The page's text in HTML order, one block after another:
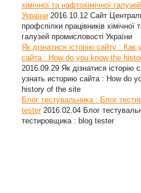
хімічної та нафтохімічної
України 2016.10.12 Сайт
профспілки працівників хімічної
галузей промисловості України
Як дізнатися історію сайту : Как
сайта : How do you know the
2016.09.29 Як дізнатися історію
узнать историю сайта : How do
history of the site
Блог тестувальника : Блог
tester 2016.02.04 Блог
тестировщика : blog tester